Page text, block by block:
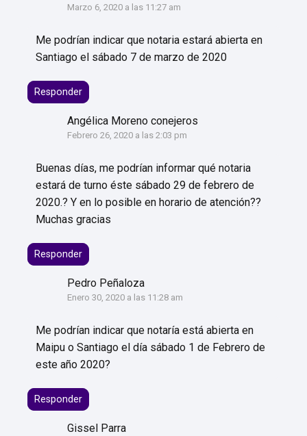
Marzo 6, 2020 a las 11:27 am
Me podrían indicar que notaria estará abierta en
Santiago el sábado 7 de marzo de 2020
Responder
Angélica Moreno conejeros
Febrero 26, 2020 a las 2:03 pm
Buenas días, me podrían informar qué notaria
estará de turno éste sábado 29 de febrero de
2020.? Y en lo posible en horario de atención??
Muchas gracias
Responder
Pedro Peñaloza
Enero 30, 2020 a las 11:28 am
Me podrían indicar que notaría está abierta en
Maipu o Santiago el día sábado 1 de Febrero de
este año 2020?
Responder
Gissel Parra